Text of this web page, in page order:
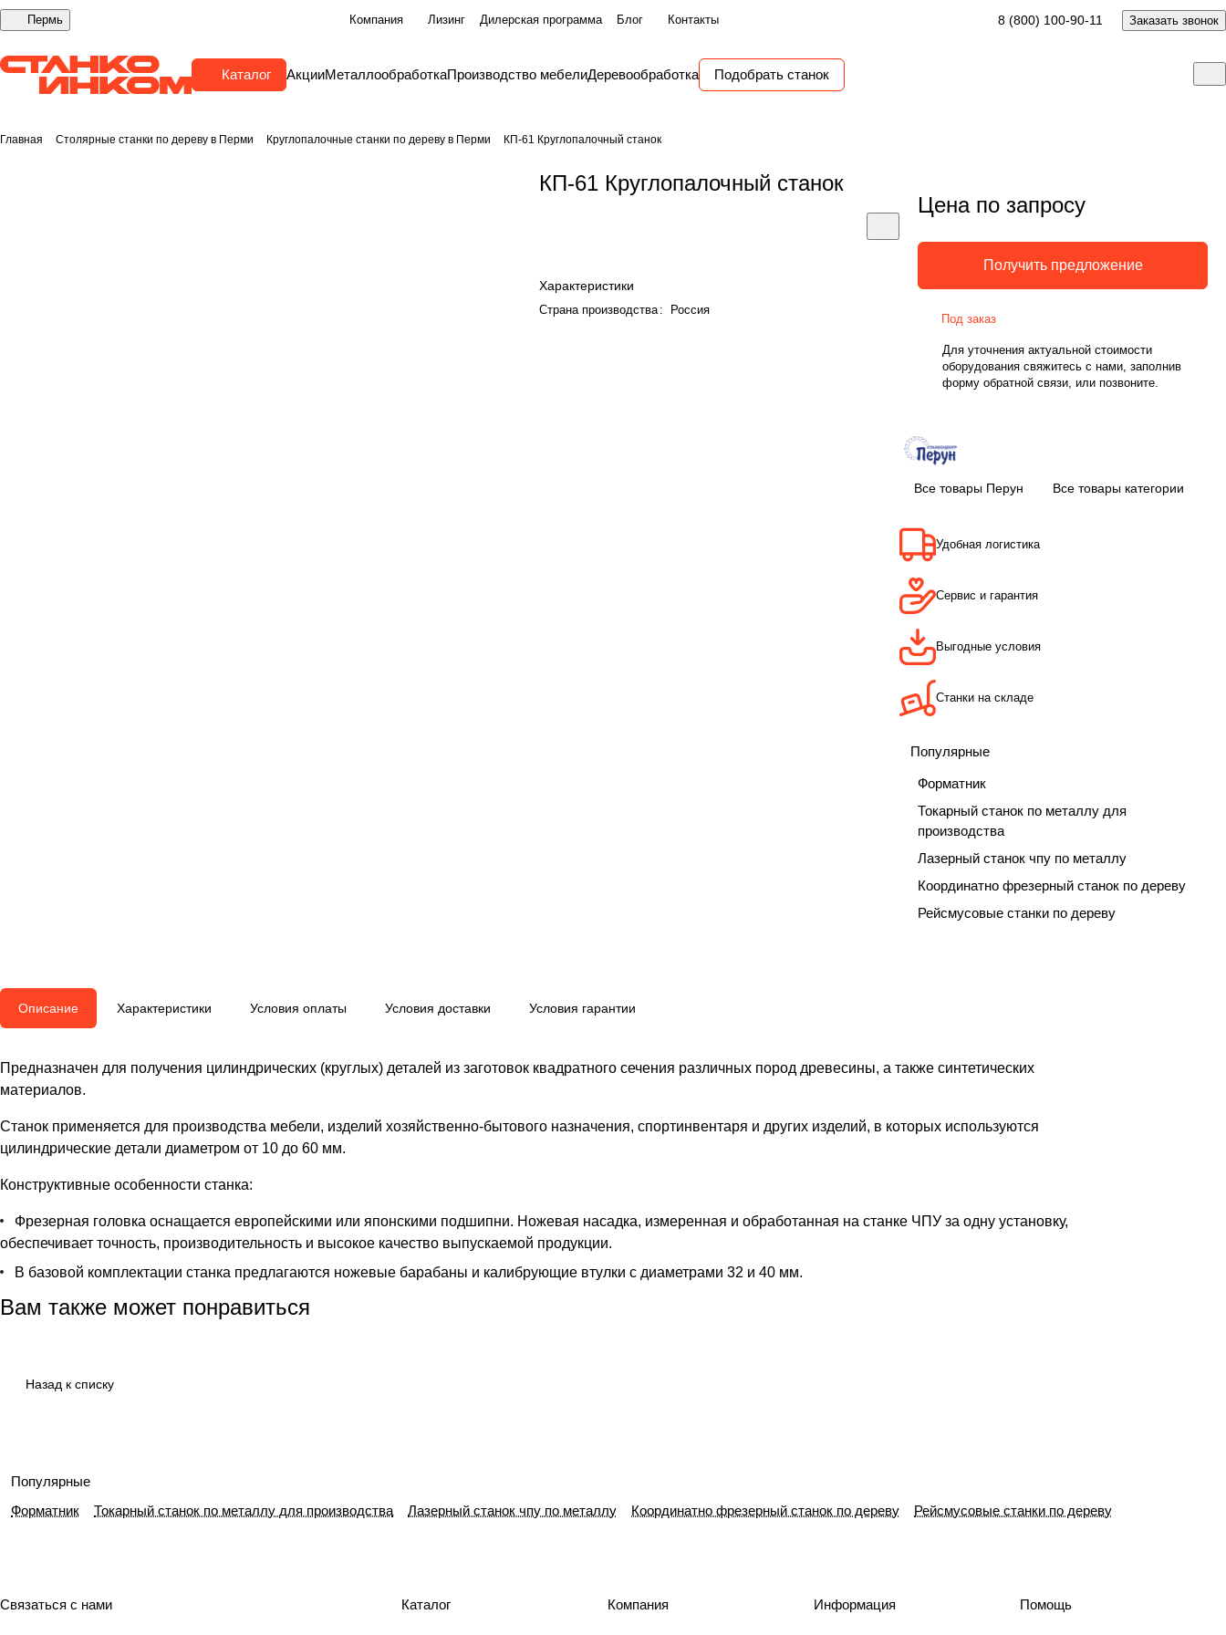
Пермь Компания Лизинг Дилерская программа Блог Контакты 8 (800) 100-90-11 Заказать звонок
Каталог АкцииМеталлообработкаПроизводство мебелиДеревообработка Подобрать станок
Главная Столярные станки по дереву в Перми Круглопалочные станки по дереву в Перми КП-61 Круглопалочный станок
КП-61 Круглопалочный станок
Характеристики
Страна производства: Россия
Цена по запросу
Получить предложение
Под заказ
Для уточнения актуальной стоимости
оборудования свяжитесь с нами, заполнив
форму обратной связи, или позвоните.
Все товары Перун Все товары категории
Удобная логистика
Сервис и гарантия
Выгодные условия
Станки на складе
Популярные
Форматник
Токарный станок по металлу для
производства
Лазерный станок чпу по металлу
Координатно фрезерный станок по дереву
Рейсмусовые станки по дереву
Описание Характеристики Условия оплаты Условия доставки Условия гарантии
Предназначен для получения цилиндрических (круглых) деталей из заготовок квадратного сечения различных пород древесины, а также синтетических
материалов.
Станок применяется для производства мебели, изделий хозяйственно-бытового назначения, спортинвентаря и других изделий, в которых используются
цилиндрические детали диаметром от 10 до 60 мм.
Конструктивные особенности станка:
Фрезерная головка оснащается европейскими или японскими подшипни. Ножевая насадка, измеренная и обработанная на станке ЧПУ за одну установку,
обеспечивает точность, производительность и высокое качество выпускаемой продукции.
В базовой комплектации станка предлагаются ножевые барабаны и калибрующие втулки с диаметрами 32 и 40 мм.
Вам также может понравиться
Назад к списку
Популярные
Форматник
Токарный станок по металлу для производства Лазерный станок чпу по металлу Координатно фрезерный станок по дереву Рейсмусовые станки по дереву
Связаться с нами Каталог Компания Информация Помощь